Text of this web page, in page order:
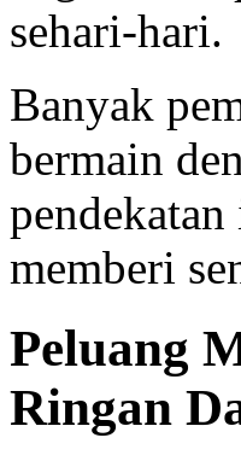
sehari-hari.
Banyak
bermain
memberi
Peluang
Ringan